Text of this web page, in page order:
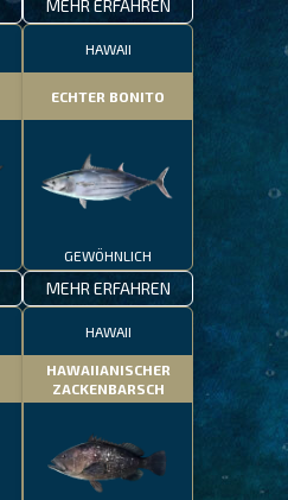
MEHR ERFAHREN
HAWAII
ECHTER BONITO
GEWÖHNLICH
MEHR ERFAHREN
HAWAII
HAWAIIANISCHER
ZACKENBARSCH